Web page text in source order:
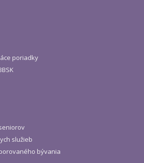
poriadky
služieb
bývania